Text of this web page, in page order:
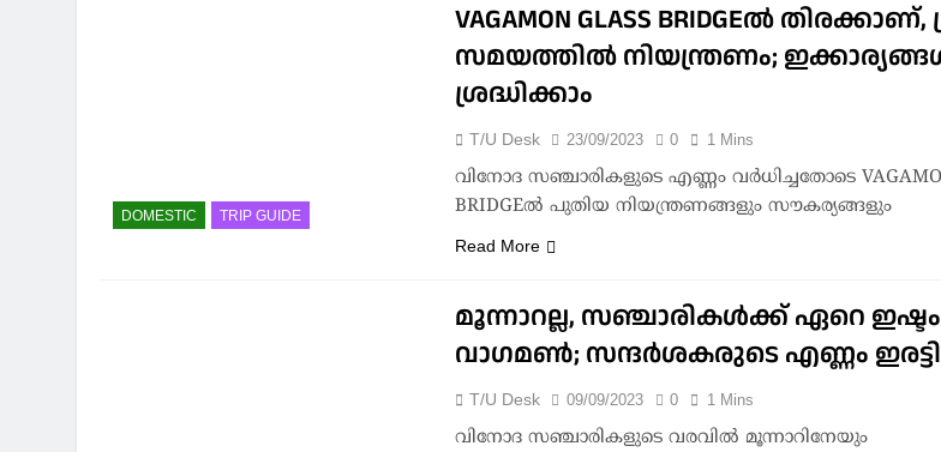
DOMESTIC TRIP GUIDE
VAGAMON GLASS BRIDGEല്‍
സമയത്തില്‍ നിയന്ത്രണം;
ശ്രദ്ധിക്കാം
T/U Desk 23/09/2023 0 1 Mins
വിനോദ സഞ്ചാരികളുടെ എണ്ണം വര്‍ധിച്ചതോടെ
BRIDGEൽ പുതിയ നിയന്ത്രണങ്ങളും സൗകര്യങ്ങളും
Read More
മൂന്നാറല്ല, സഞ്ചാരികള്‍ക്ക് ഏറെ ഇഷ്ടം
വാഗമണ്‍; സന്ദര്‍ശകരുടെ എണ്ണം
T/U Desk 09/09/2023 0 1 Mins
വിനോദ സഞ്ചാരികളുടെ വരവില്‍ മൂന്നാറിനേയും